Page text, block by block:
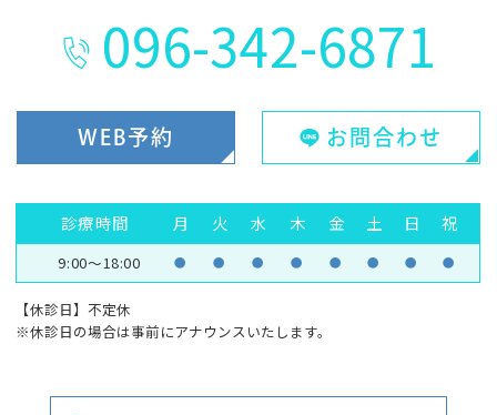
096-342-6871
WEB予約 お問合わせ
診療時間 月 火 水 木 金 土 日 祝
9:00～18:00 ● ● ● ● ● ● ● ●
【休診日】不定休
※休診日の場合は事前にアナウンスいたします。